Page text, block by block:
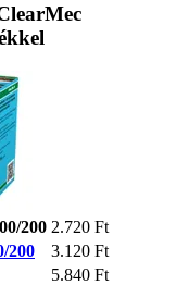
200 2.720 Ft
200
3.120 Ft
5.840 Ft